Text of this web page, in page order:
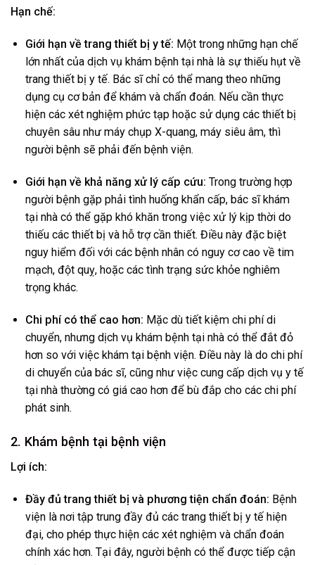
Hạn chế:
Giới hạn về trang thiết bị y tế: Một trong những hạn chế
lớn nhất của dịch vụ khám bệnh tại nhà là sự thiếu hụt về
trang thiết bị y tế. Bác sĩ chỉ có thể mang theo những
dụng cụ cơ bản để khám và chẩn đoán. Nếu cần thực
hiện các xét nghiệm phức tạp hoặc sử dụng các thiết bị
chuyên sâu như máy chụp X-quang, máy siêu âm, thì
người bệnh sẽ phải đến bệnh viện.
Giới hạn về khả năng xử lý cấp cứu: Trong trường hợp
người bệnh gặp phải tình huống khẩn cấp, bác sĩ khám
tại nhà có thể gặp khó khăn trong việc xử lý kịp thời do
thiếu các thiết bị và hỗ trợ cần thiết. Điều này đặc biệt
nguy hiểm đối với các bệnh nhân có nguy cơ cao về tim
mạch, đột quỵ, hoặc các tình trạng sức khỏe nghiêm
trọng khác.
Chi phí có thể cao hơn: Mặc dù tiết kiệm chi phí di
chuyển, nhưng dịch vụ khám bệnh tại nhà có thể đắt đỏ
hơn so với việc khám tại bệnh viện. Điều này là do chi phí
di chuyển của bác sĩ, cũng như việc cung cấp dịch vụ y tế
tại nhà thường có giá cao hơn để bù đắp cho các chi phí
phát sinh.
2. Khám bệnh tại bệnh viện
Lợi ích:
Đầy đủ trang thiết bị và phương tiện chẩn đoán: Bệnh
viện là nơi tập trung đầy đủ các trang thiết bị y tế hiện
đại, cho phép thực hiện các xét nghiệm và chẩn đoán
chính xác hơn. Tại đây, người bệnh có thể được tiếp cận